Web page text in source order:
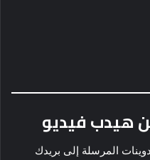
هيدب فيديو
المرسلة إلى بريدك